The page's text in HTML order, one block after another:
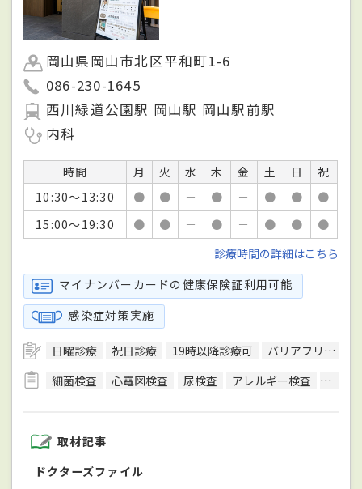
岡山県岡山市北区平和町1-6
086-230-1645
西川緑道公園駅 岡山駅 岡山駅前駅
内科
時間 月 火 水 木 金 土 日
祝
10:30～13:30
● ● － ● － ● ●
●
15:00～19:30
● ● － ● － ● ●
●
診療時間の詳細はこちら
マイナンバーカードの健康保険証利用可能
感染症対策実施
日曜診療 祝日診療 19時以降診療可
バリアフリー対応
細菌検査
心電図検査 尿検査 アレルギー検査 便検査
取材記事
ドクターズファイル